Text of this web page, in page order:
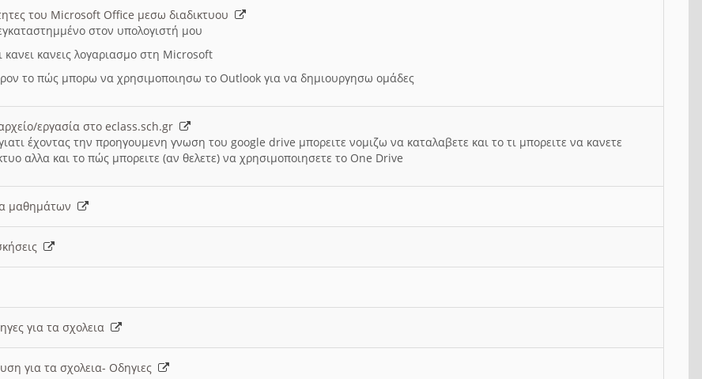
του Microsoft Office μεσω διαδικτυου
στον υπολογιστή μου
κανει κανεις λογαριασμο στη Microsoft
το πώς μπορω να χρησιμοποιησω το Outlook για να δημιουργησω ομάδες
εργασία στο eclass.sch.gr
έχοντας την προηγουμενη γνωση του google drive μπορειτε νομιζω να καταλαβετε και το τι μπορειτε να κανετε
αλλα και το πώς μπορειτε (αν θελετε) να χρησιμοποιησετε το One Drive
μαθημάτων
για τα σχολεια
για τα σχολεια- Οδηγιες